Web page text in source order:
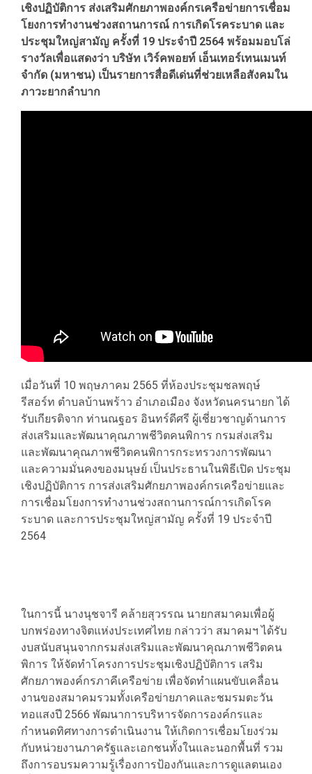
เชิงปฏิบัติการ ส่งเสริมศักยภาพองค์กรเครือข่ายการเชื่อม
โยงการทำงานช่วงสถานการณ์ การเกิดโรคระบาด และ
ประชุมใหญ่สามัญ ครั้งที่ 19 ประจำปี 2564 พร้อมมอบโล่
รางวัลเพื่อแสดงว่า บริษัท เวิร์คพอยท์ เอ็นเทอร์เทนเมนท์
จำกัด (มหาชน) เป็นรายการสื่อดีเด่นที่ช่วยเหลือสังคมใน
ภาวะยากลำบาก
เมื่อวันที่ 10 พฤษภาคม 2565 ที่ห้องประชุมชลพฤษ์
รีสอร์ท ตำบลบ้านพร้าว อำเภอเมือง จังหวัดนครนายก ได้
รับเกียรติจาก ท่านณฐอร อินทร์ดีศรี ผู้เชี่ยวชาญด้านการ
ส่งเสริมและพัฒนาคุณภาพชีวิตคนพิการ กรมส่งเสริม
และพัฒนาคุณภาพชีวิตคนพิการกระทรวงการพัฒนา
และความมั่นคงของมนุษย์ เป็นประธานในพิธีเปิด ประชุม
เชิงปฏิบัติการ การส่งเสริมศักยภาพองค์กรเครือข่ายและ
การเชื่อมโยงการทำงานช่วงสถานการณ์การเกิดโรค
ระบาด และการประชุมใหญ่สามัญ ครั้งที่ 19 ประจำปี
2564
ในการนี้ นางนุชจารี คล้ายสุวรรณ นายกสมาคมเพื่อผู้
บกพร่องทางจิตแห่งประเทศไทย กล่าวว่า สมาคมฯ ได้รับ
งบสนับสนุนจากกรมส่งเสริมและพัฒนาคุณภาพชีวิตคน
พิการ ให้จัดทำโครงการประชุมเชิงปฏิบัติการ เสริม
ศักยภาพองค์กรภาคีเครือข่าย เพื่อจัดทำแผนขับเคลื่อน
งานของสมาคมรวมทั้งเครือข่ายภาคและชมรมตะวัน
ทอแสงปี 2566 พัฒนาการบริหารจัดการองค์กรและ
กำหนดทิศทางการดำเนินงาน ให้เกิดการเชื่อมโยงร่วม
กับหน่วยงานภาครัฐและเอกชนทั้งในและนอกพื้นที่ รวม
ถึงการอบรมความรู้เรื่องการป้องกันและการดูแลตนเอง